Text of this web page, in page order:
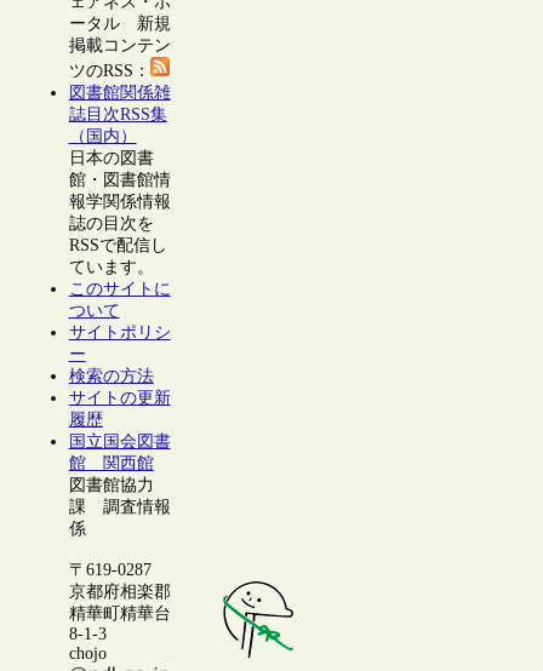
ータル 新規
掲載コンテン
ツのRSS：
図書館関係雑
誌目次RSS集
（国内）
日本の図書
館・図書館情
報学関係情報
誌の目次を
RSSで配信し
ています。
このサイトに
ついて
サイトポリシ
ー
検索の方法
サイトの更新
履歴
国立国会図書
館 関西館
図書館協力
課 調査情報
係
〒619-0287
京都府相楽郡
精華町精華台
8-1-3
chojo